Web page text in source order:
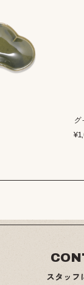
グ
¥
スタッフ